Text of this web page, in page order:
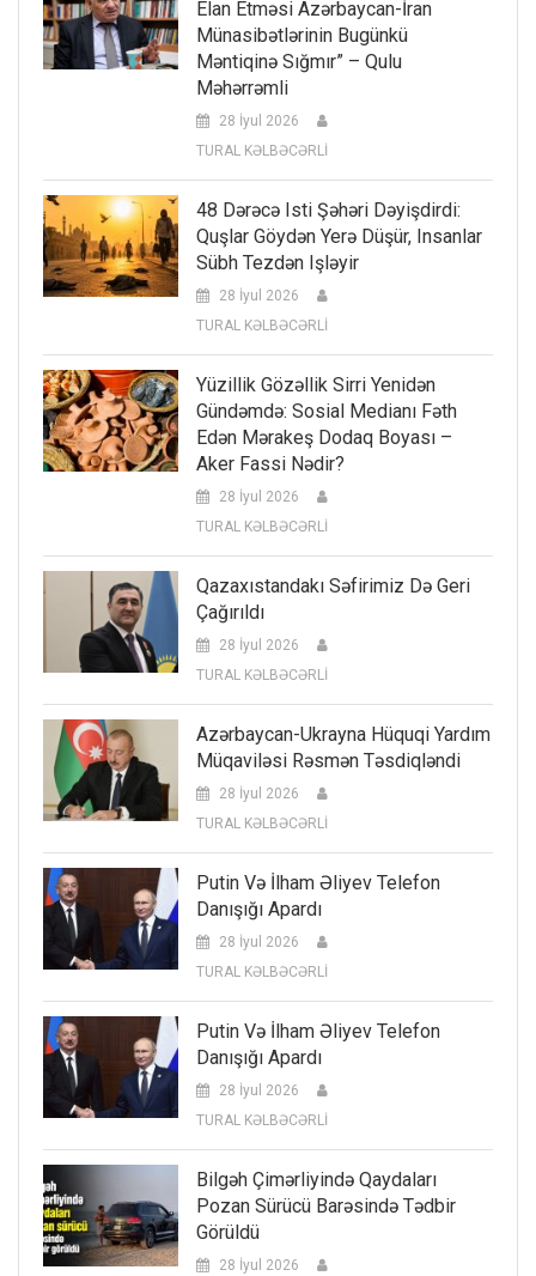
Elan Etməsi Azərbaycan-İran
Münasibətlərinin Bugünkü
Məntiqinə Sığmır” – Qulu
Məhərrəmli
28 İyul 2026
TURAL KƏLBƏCƏRLİ
48 Dərəcə Isti Şəhəri Dəyişdirdi:
Quşlar Göydən Yerə Düşür, Insanlar
Sübh Tezdən Işləyir
28 İyul 2026
TURAL KƏLBƏCƏRLİ
Yüzillik Gözəllik Sirri Yenidən
Gündəmdə: Sosial Medianı Fəth
Edən Mərakeş Dodaq Boyası –
Aker Fassi Nədir?
28 İyul 2026
TURAL KƏLBƏCƏRLİ
Qazaxıstandakı Səfirimiz Də Geri
Çağırıldı
28 İyul 2026
TURAL KƏLBƏCƏRLİ
Azərbaycan-Ukrayna Hüquqi Yardım
Müqaviləsi Rəsmən Təsdiqləndi
28 İyul 2026
TURAL KƏLBƏCƏRLİ
Putin Və İlham Əliyev Telefon
Danışığı Apardı
28 İyul 2026
TURAL KƏLBƏCƏRLİ
Putin Və İlham Əliyev Telefon
Danışığı Apardı
28 İyul 2026
TURAL KƏLBƏCƏRLİ
Bilgəh Çimərliyində Qaydaları
Pozan Sürücü Barəsində Tədbir
Görüldü
28 İyul 2026